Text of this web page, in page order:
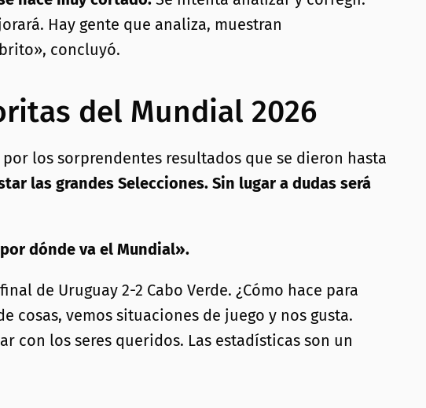
Hay gente que analiza, muestran
concluyó.
del Mundial 2026
los sorprendentes resultados que se dieron hasta
las grandes Selecciones. Sin lugar a dudas será
dónde va el Mundial».
de Uruguay 2-2 Cabo Verde. ¿Cómo hace para
cosas, vemos situaciones de juego y nos gusta.
con los seres queridos. Las estadísticas son un